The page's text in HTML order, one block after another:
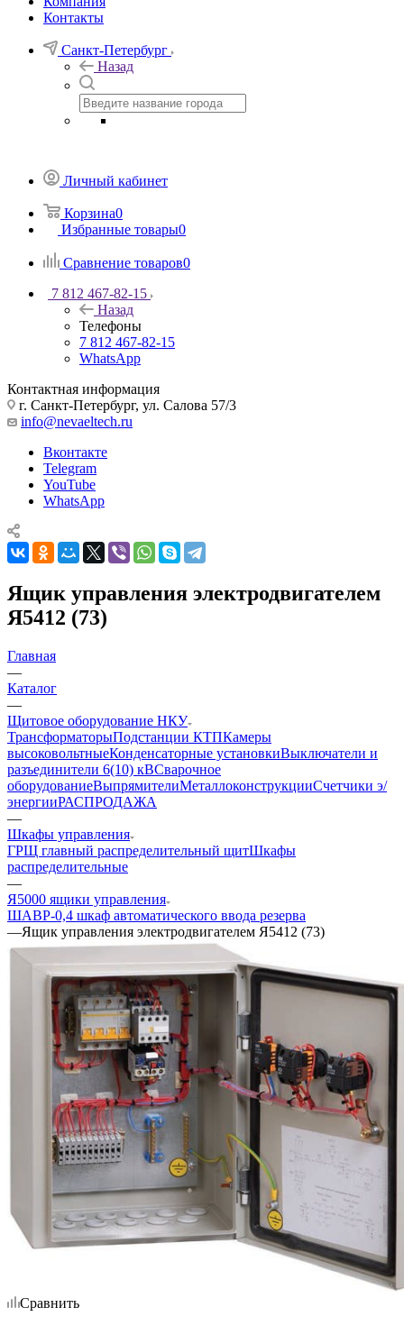
Контакты
Санкт-Петербург
Назад
Личный кабинет
Корзина0
Избранные товары0
Сравнение товаров0
7 812 467-82-15
Назад
Телефоны
7 812 467-82-15
WhatsApp
Контактная информация
г. Санкт-Петербург, ул. Салова 57/3
info@nevaeltech.ru
Вконтакте
Telegram
YouTube
WhatsApp
Ящик управления электродвигателем
Я5412 (73)
Главная
—
Каталог
—
Щитовое оборудование НКУ
ТрансформаторыПодстанции КТПКамеры
высоковольтныеКонденсаторные установкиВыключатели и
разъединители 6(10) кВСварочное
оборудованиеВыпрямителиМеталлоконструкцииСчетчики э/
энергииРАСПРОДАЖА
—
Шкафы управления
ГРЩ главный распределительный щитШкафы
распределительные
—
Я5000 ящики управления
ШАВР-0,4 шкаф автоматического ввода резерва
—Ящик управления электродвигателем Я5412 (73)
Сравнить